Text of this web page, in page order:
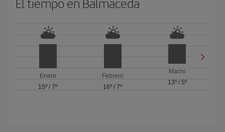
Enero
15º /7º
Febrero
16º / 7º
Marzo
13º/ 5º